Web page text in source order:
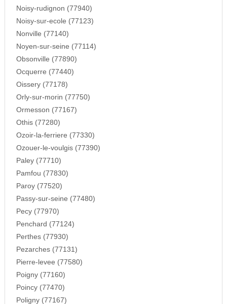
Noisy-rudignon (77940)
Noisy-sur-ecole (77123)
Nonville (77140)
Noyen-sur-seine (77114)
Obsonville (77890)
Ocquerre (77440)
Oissery (77178)
Orly-sur-morin (77750)
Ormesson (77167)
Othis (77280)
Ozoir-la-ferriere (77330)
Ozouer-le-voulgis (77390)
Paley (77710)
Pamfou (77830)
Paroy (77520)
Passy-sur-seine (77480)
Pecy (77970)
Penchard (77124)
Perthes (77930)
Pezarches (77131)
Pierre-levee (77580)
Poigny (77160)
Poincy (77470)
Poligny (77167)